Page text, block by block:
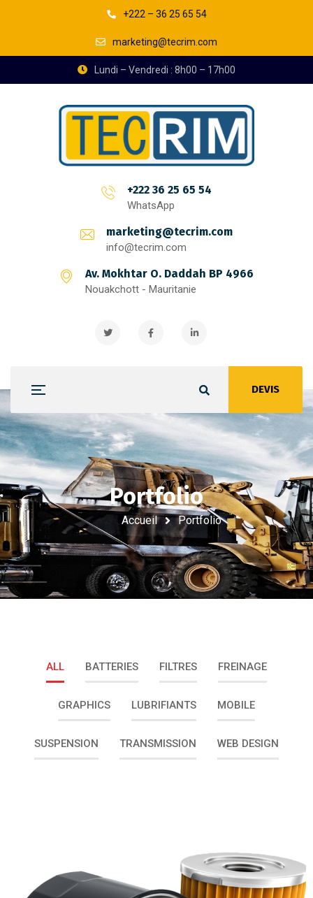
+222 – 36 25 65 54
marketing@tecrim.com
Lundi – Vendredi : 8h00 – 17h00
+222 36 25 65 54
WhatsApp
marketing@tecrim.com
info@tecrim.com
Av. Mokhtar O. Daddah BP 4966
Nouakchott - Mauritanie
DEVIS
Portfolio
Portfolio
ALL BATTERIES FILTRES FREINAGE
GRAPHICS LUBRIFIANTS MOBILE
SUSPENSION TRANSMISSION WEB DESIGN